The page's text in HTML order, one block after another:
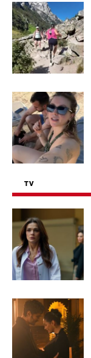
TV